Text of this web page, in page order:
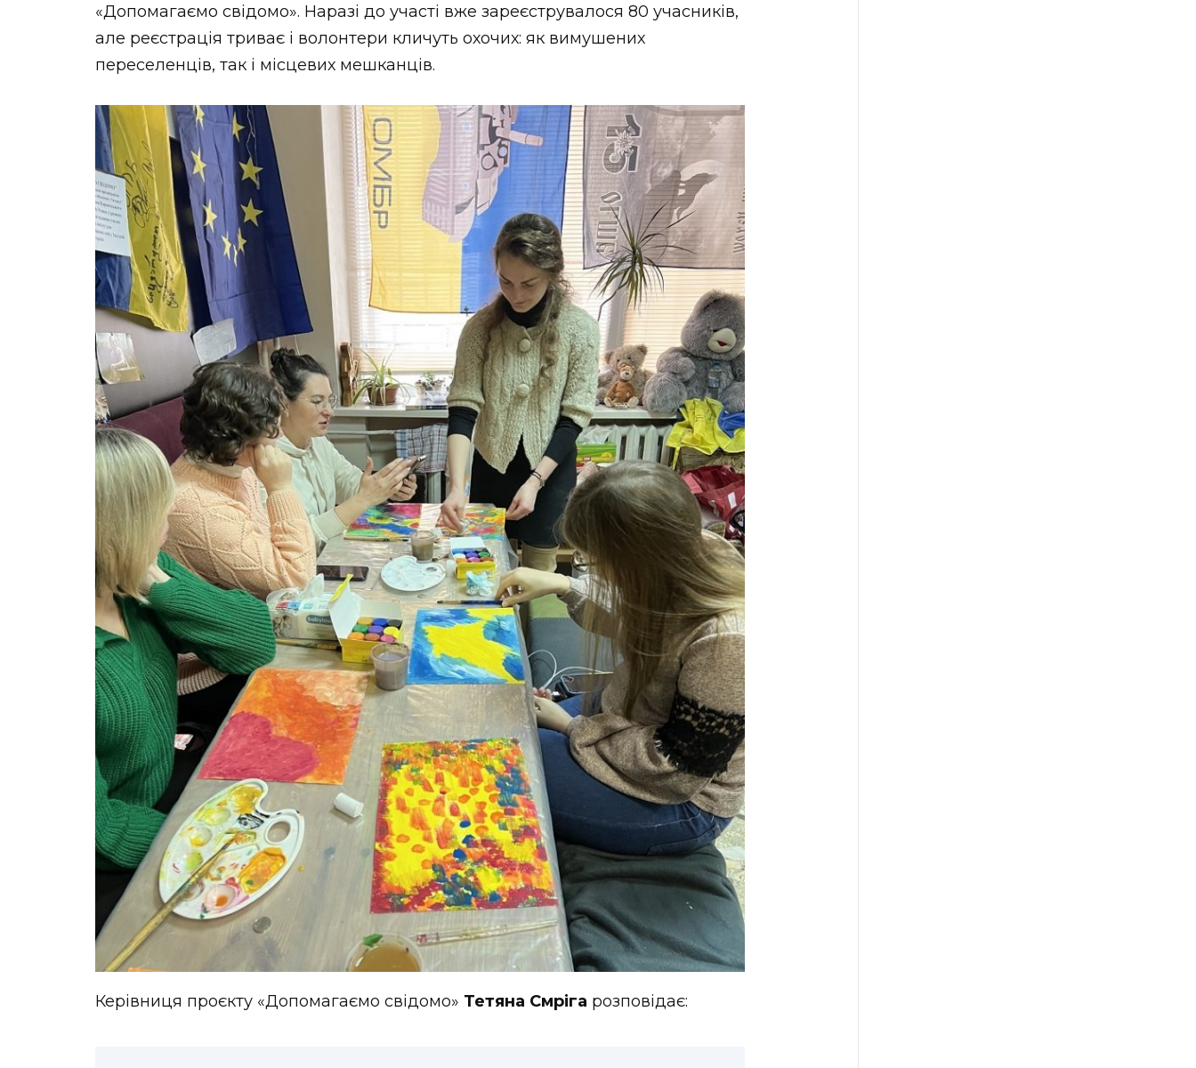
«Допомагаємо свідомо». Наразі до участі вже зареєструвалося 80 учасників,
але реєстрація триває і волонтери кличуть охочих: як вимушених
переселенців, так і місцевих мешканців.
Керівниця проєкту «Допомагаємо свідомо» Тетяна Смріга розповідає: